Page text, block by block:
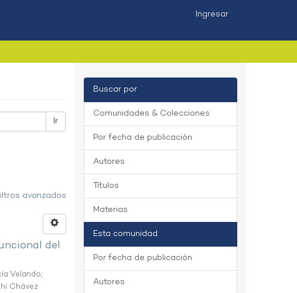
Ingresar
Ir
avanzados
del
Velando;
Chávez
Buscar por
Comunidades & Colecciones
Por fecha de publicación
Autores
Títulos
Materias
Esta comunidad
Por fecha de publicación
Autores